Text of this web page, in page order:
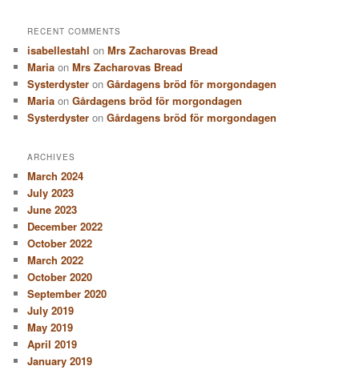
RECENT COMMENTS
isabellestahl onMrs Zacharovas Bread
Maria onMrs Zacharovas Bread
Systerdyster onGårdagens bröd för morgondagen
Maria onGårdagens bröd för morgondagen
Systerdyster onGårdagens bröd för morgondagen
ARCHIVES
March 2024
July 2023
June 2023
December 2022
October 2022
March 2022
October 2020
September 2020
July 2019
May 2019
April 2019
January 2019